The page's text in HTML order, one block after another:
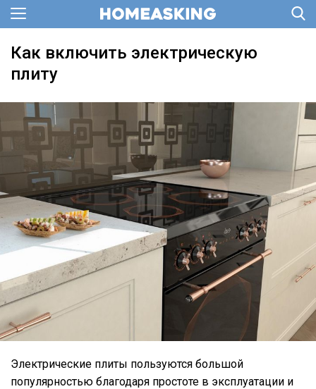
Как включить электрическую
плиту
Электрические плиты пользуются большой
популярностью благодаря простоте в эксплуатации и